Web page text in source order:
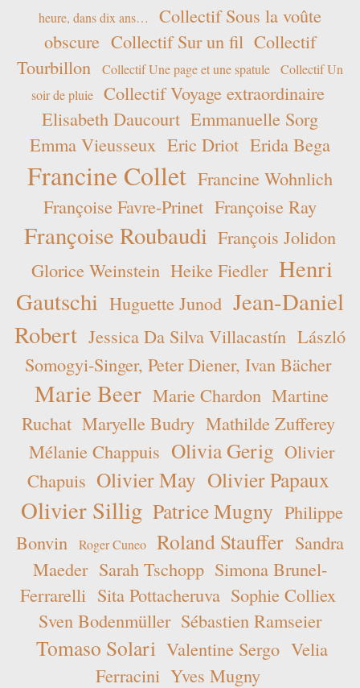
heure, dans dix ans…
Collectif Sous la voûte
obscure Collectif Sur un fil Collectif
Tourbillon
Collectif Une page et une spatule
Collectif Un
soir de pluie
Collectif Voyage extraordinaire
Elisabeth Daucourt Emmanuelle Sorg
Emma Vieusseux Eric Driot Erida Bega
Francine Collet Francine Wohnlich
Françoise Favre-Prinet Françoise Ray
Françoise Roubaudi François Jolidon
Glorice Weinstein Heike Fiedler Henri
Gautschi Huguette Junod Jean-Daniel
Robert Jessica Da Silva Villacastín László
Somogyi-Singer, Peter Diener, Ivan Bächer
Marie Beer Marie Chardon Martine
Ruchat Maryelle Budry Mathilde Zufferey
Mélanie Chappuis Olivia Gerig Olivier
Chapuis Olivier May Olivier Papaux
Olivier Sillig Patrice Mugny Philippe
Bonvin
Roger Cuneo Roland Stauffer Sandra
Maeder Sarah Tschopp Simona Brunel-
Ferrarelli Sita Pottacheruva Sophie Colliex
Sven Bodenmüller Sébastien Ramseier
Tomaso Solari Valentine Sergo Velia
Ferracini Yves Mugny